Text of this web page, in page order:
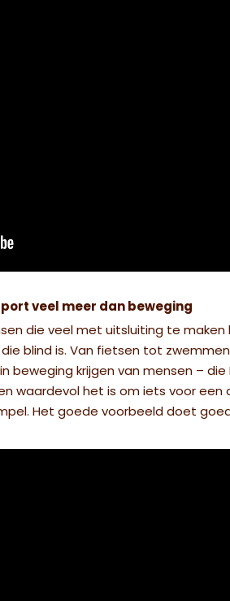
veel meer dan beweging
die veel met uitsluiting te maken
blind is. Van fietsen tot
beweging krijgen van mensen –
waardevol het is om iets voor
Het goede voorbeeld doet